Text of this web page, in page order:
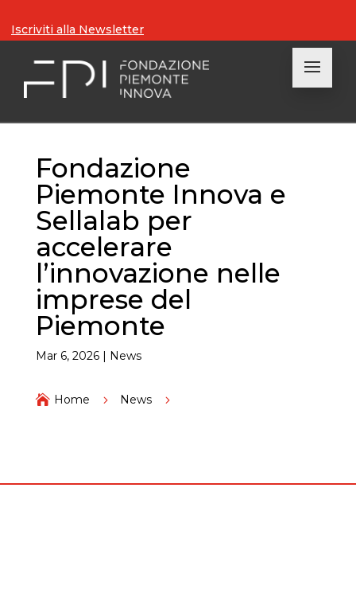
Iscriviti alla Newsletter
Fondazione
Piemonte Innova e
Sellalab per
accelerare
l’innovazione nelle
imprese del
Piemonte
Mar 6, 2026| News
 Home 5 News 5